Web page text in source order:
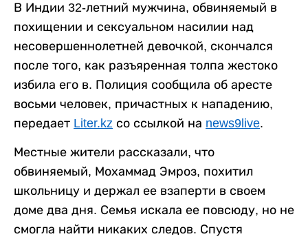
В Индии 32-летний мужчина, обвиняемый в
похищении и сексуальном насилии над
несовершеннолетней девочкой, скончался
после того, как разъяренная толпа жестоко
избила его в. Полиция сообщила об аресте
восьми человек, причастных к нападению,
передает Liter.kz со ссылкой на news9live.
Местные жители рассказали, что
обвиняемый, Мохаммад Эмроз, похитил
школьницу и держал ее взаперти в своем
доме два дня. Семья искала ее повсюду, но не
смогла найти никаких следов. Спустя